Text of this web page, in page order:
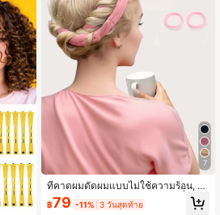
7
ที่คาดผมดัดผมแบบไม่ใช้ความร้อน, ที่รั
ดผมดัดผมแบบไม่ใช้ความร้อน, ที่รัดผม
ดัดผมสำหรับนอน, เครื่องมือจัดแต่งทรง
฿79 -11% 3 วันสุดท้าย